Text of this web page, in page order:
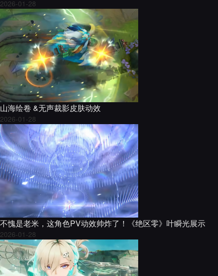
2026-01-28
山海绘卷 &无声裁影皮肤动效
2026-01-28
不愧是老米，这角色PV动效帅炸了！《绝区零》叶瞬光展示
2026-01-28